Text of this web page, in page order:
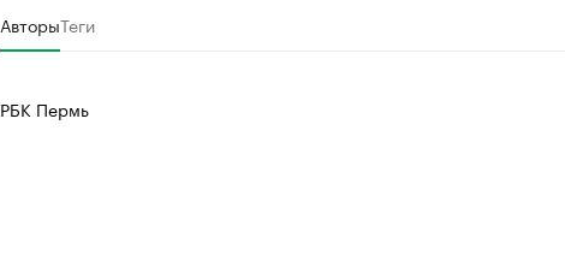
АвторыТеги
РБК Пермь